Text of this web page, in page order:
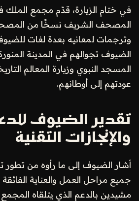
في ختام الزيارة، قدّم مجمع الملك
المصحف الشريف نسخًا من
وترجمات لمعانيه بعدة لغات
الضيوف تجوالهم في المدينة
المسجد النبوي وزيارة المعالم
عودتهم إلى أوطانهم.
تقدير الضيوف
والإنجازات التقنية
أشار الضيوف إلى ما رأوه من تطور
جميع مراحل العمل والعناية الفائقة
مشيدين بالدعم الذي يتلقاه المجمع